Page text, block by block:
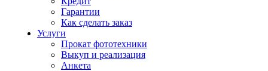
Гарантии
Как сделать заказ
Услуги
Прокат фототехники
Выкуп и реализация
Анкета